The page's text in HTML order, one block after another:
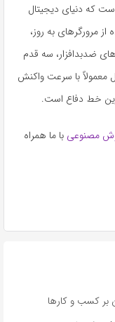
که دنیای دیجیتال
مرورگرهای به روز،
ضدبدافزار، سه قدم
معمولاً با سرعت واکنش
خط دفاع است.
مصنوعی با ما همراه
کسب و کارها